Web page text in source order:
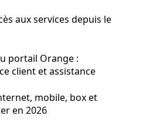
aux services depuis le
portail Orange :
client et assistance
mobile, box et
en 2026